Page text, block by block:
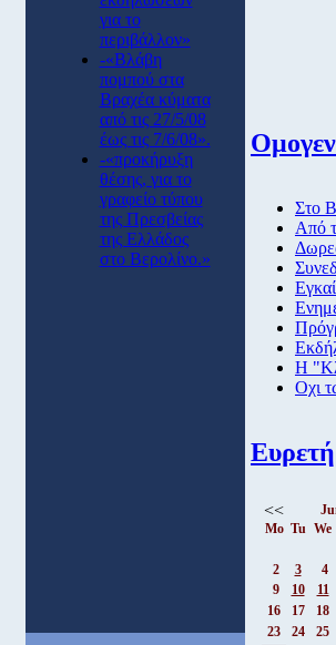
για το
περιβάλλον»
-«Βλάβη
πομπού στα
Βραχέα κύματα
από τις 27/5/08
έως τις 7/6/08».
-«προκήρυξη
θέσης, για το
γραφείο τύπου
της Πρεσβείας
της Ελλάδος
στο Βερολίνο.»
Στο
Από
Η
Οχι
<<
Mo Tu We
2
3 4
9
10 11
16
17 18
23
24 25